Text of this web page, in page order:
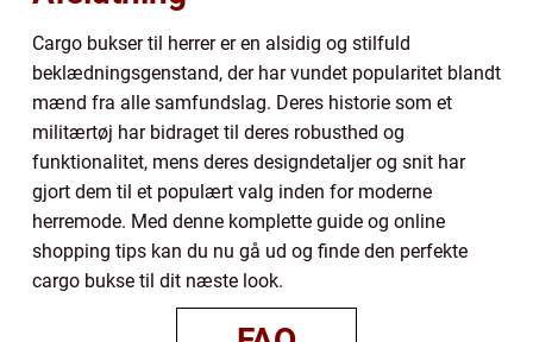
Cargo bukser til herrer er en alsidig og stilfuld
beklædningsgenstand, der har vundet popularitet blandt
mænd fra alle samfundslag. Deres historie som et
militærtøj har bidraget til deres robusthed og
funktionalitet, mens deres designdetaljer og snit har
gjort dem til et populært valg inden for moderne
herremode. Med denne komplette guide og online
shopping tips kan du nu gå ud og finde den perfekte
cargo bukse til dit næste look.